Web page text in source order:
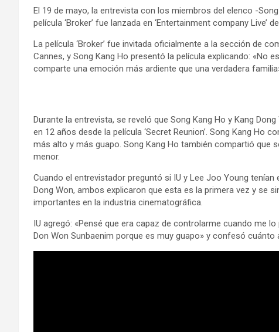
El 19 de mayo, la entrevista con los miembros del elenco -
película ‘Broker’ fue lanzada en ‘Entertainment company Live’
La película ‘Broker’ fue invitada oficialmente a la sección de
Cannes, y Song Kang Ho presentó la película explicando: «No
comparte una emoción más ardiente que una verdadera
Durante la entrevista, se reveló que Song Kang Ho y Kang
en 12 años desde la película ‘Secret Reunion’. Song Kang Ho
más alto y más guapo. Song Kang Ho también compartió que
menor.
Cuando el entrevistador preguntó si IU y Lee Joo Young
Dong Won, ambos explicaron que esta es la primera vez y se
importantes en la industria cinematográfica.
IU agregó: «Pensé que era capaz de controlarme cuando me
Don Won Sunbaenim porque es muy guapo» y confesó